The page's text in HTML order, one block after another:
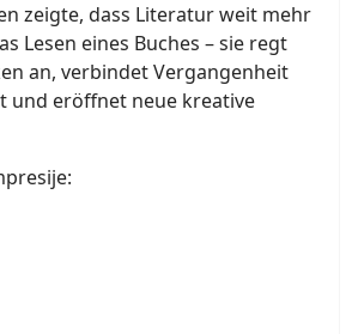
zeigte, dass Literatur weit mehr
Lesen eines Buches – sie regt
an, verbindet Vergangenheit
und eröffnet neue kreative